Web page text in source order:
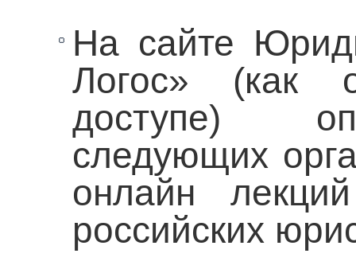
На сайте
Логос» (как
доступе)
следующих
онлайн
российских